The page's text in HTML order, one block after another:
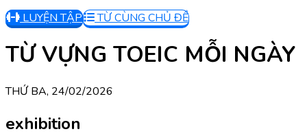
LUYỆN TẬP
TỪ CÙNG CHỦ ĐỀ
TỪ VỰNG TOEIC MỖI NGÀY
THỨ BA, 24/02/2026
exhibition